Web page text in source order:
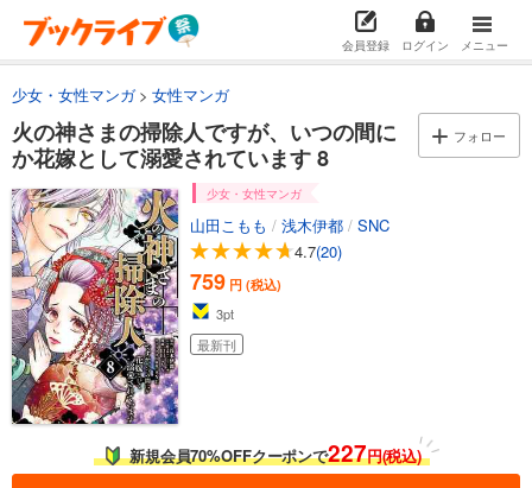
会員登録 ログイン メニュー
少女・女性マンガ 女性マンガ
火の神さまの掃除人ですが、いつの間に
か花嫁として溺愛されています 8
フォロー
少女・女性マンガ
山田こもも / 浅木伊都 / SNC
4.7(20)
759 円 (税込)
3pt
最新刊
新規会員70%OFFクーポンで227円(税込)